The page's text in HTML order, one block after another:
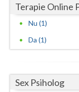
Terapie Online
Nu (1)
Da (1)
Sex Psiholog